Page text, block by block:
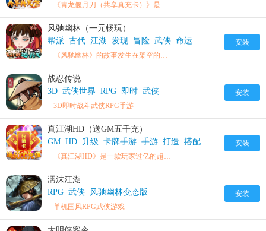
《青龙偃月刀（共享真充卡）》是一款经典武侠3D绝美仙恋手游
安装
风驰幽林（一元畅玩）
帮派 古代 江湖 发现 冒险 武侠 命运 秘密 武侠世界
《风驰幽林》的故事发生在架空的古代武侠世界，游戏讲述了襄阳城中某帮派帮主遭人暗算所牵引出一系列围绕江湖正派，邪教，官府之间故事。
安装
战忍传说
3D 武侠世界 RPG 即时 武侠
3D即时战斗武侠RPG手游
安装
真江湖HD（送GM五千充）
GM HD 升级 卡牌手游 手游 打造 搭配 武侠 武侠题材
《真江湖HD》是一款玩家过亿的超经典武侠题材卡牌手游。
安装
濡沫江湖
RPG 武侠 风驰幽林变态版
单机国风RPG武侠游戏